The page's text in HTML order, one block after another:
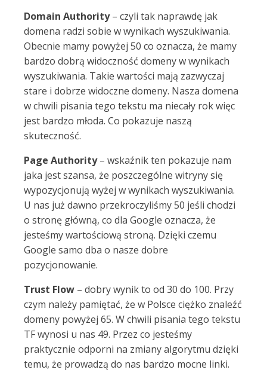
Domain Authority– czyli tak naprawdę jak
domena radzi sobie w wynikach wyszukiwania.
Obecnie mamy powyżej 50 co oznacza, że mamy
bardzo dobrą widoczność domeny w wynikach
wyszukiwania. Takie wartości mają zazwyczaj
stare i dobrze widoczne domeny. Nasza domena
w chwili pisania tego tekstu ma niecały rok więc
jest bardzo młoda. Co pokazuje naszą
skuteczność.
Page Authority– wskaźnik ten pokazuje nam
jaka jest szansa, że poszczególne witryny się
wypozycjonują wyżej w wynikach wyszukiwania.
U nas już dawno przekroczyliśmy 50 jeśli chodzi
o stronę główną, co dla Google oznacza, że
jesteśmy wartościową stroną. Dzięki czemu
Google samo dba o nasze dobre
pozycjonowanie.
Trust Flow – dobry wynik to od 30 do 100. Przy
czym należy pamiętać, że w Polsce ciężko znaleźć
domeny powyżej 65. W chwili pisania tego tekstu
TF wynosi u nas 49. Przez co jesteśmy
praktycznie odporni na zmiany algorytmu dzięki
temu, że prowadzą do nas bardzo mocne linki.